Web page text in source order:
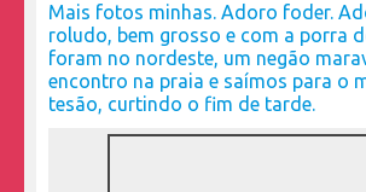
Mais fotos minhas. Adoro foder.
roludo, bem grosso e com a porra
foram no nordeste, um negão
encontro na praia e saímos para o
tesão, curtindo o fim de tarde.